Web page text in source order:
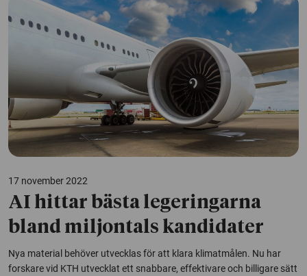
17 november 2022
AI hittar bästa legeringarna
bland miljontals kandidater
Nya material behöver utvecklas för att klara klimatmålen. Nu har
forskare vid KTH utvecklat ett snabbare, effektivare och billigare sätt